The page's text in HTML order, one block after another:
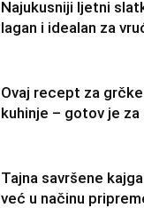
Najukusniji ljetni
lagan i idealan za
Ovaj recept za
kuhinje – gotov je
Tajna savršene
već u načinu